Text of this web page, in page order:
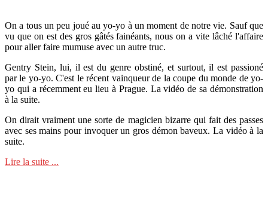
On a tous un peu joué au yo-yo à un moment de notre vie. Sauf que
vu que on est des gros gâtés fainéants, nous on a vite lâché l'affaire
pour aller faire mumuse avec un autre truc.
Gentry Stein, lui, il est du genre obstiné, et surtout, il est passioné
par le yo-yo. C'est le récent vainqueur de la coupe du monde de yo-
yo qui a récemment eu lieu à Prague. La vidéo de sa démonstration
à la suite.
On dirait vraiment une sorte de magicien bizarre qui fait des passes
avec ses mains pour invoquer un gros démon baveux. La vidéo à la
suite.
Lire la suite ...